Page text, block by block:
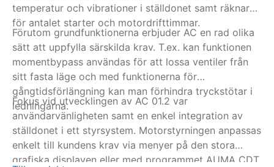
temperatur och vibrationer i ställdonet samt räknare
för antalet starter och motordrifttimmar.
Förutom grundfunktionerna erbjuder AC en rad olika
sätt att uppfylla särskilda krav. T.ex. kan funktionen
momentbypass användas för att lossa ventiler från
sitt fasta läge och med funktionerna för
gångtidsförlängning kan man förhindra tryckstötar i
ledningarna.
Fokus vid utvecklingen av AC 01.2 var
användarvänligheten samt en enkel integration av
ställdonet i ett styrsystem. Motorstyrningen anpassas
enkelt till kundens krav via menyer på den stora
grafiska displayen eller med programmet AUMA CDT